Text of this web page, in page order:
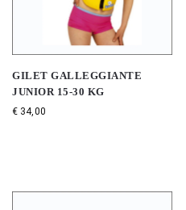
GILET GALLEGGIANTE
JUNIOR 15-30 KG
€ 34,00